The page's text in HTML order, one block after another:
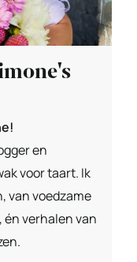
en
voor taart. Ik
van voedzame
verhalen van